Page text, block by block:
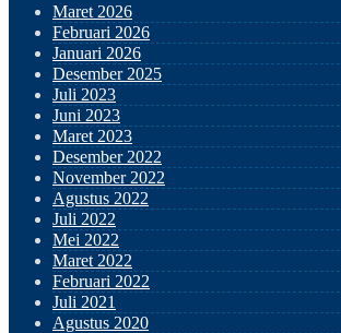
Maret 2026
Februari 2026
Januari 2026
Desember 2025
Juli 2023
Juni 2023
Maret 2023
Desember 2022
November 2022
Agustus 2022
Juli 2022
Mei 2022
Maret 2022
Februari 2022
Juli 2021
Agustus 2020